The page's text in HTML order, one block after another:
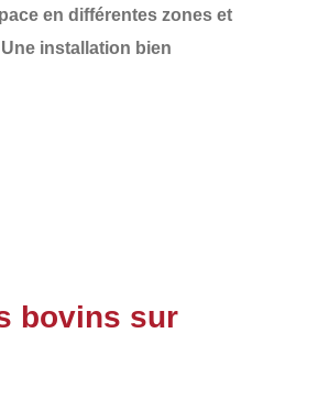
en différentes zones et
installation bien
bovins sur